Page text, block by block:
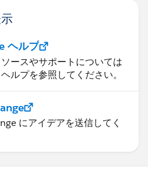
ヘルプ
ースやサポートについては
ルプを参照してください。
にアイデアを送信してく